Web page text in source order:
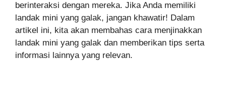
berinteraksi dengan mereka. Jika Anda memiliki
landak mini yang galak, jangan khawatir! Dalam
artikel ini, kita akan membahas cara menjinakkan
landak mini yang galak dan memberikan tips serta
informasi lainnya yang relevan.